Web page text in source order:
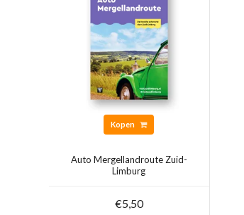
Kopen
Auto Mergellandroute Zuid-
Limburg
€5,50